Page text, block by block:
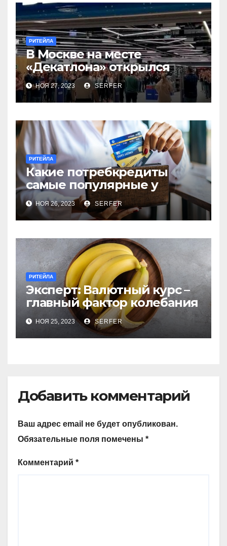
РИТЕЙЛА
В Москве на месте
«Декатлона» открылся
первый Desport
НОЯ 27, 2023 SERFER
РИТЕЙЛА
Какие потребкредиты
самые популярные у
россиян?
НОЯ 26, 2023 SERFER
РИТЕЙЛА
Эксперт: Валютный курс –
главный фактор колебания
цен на бананы в РФ
НОЯ 25, 2023 SERFER
Добавить комментарий
Ваш адрес email не будет опубликован.
Обязательные поля помечены *
Комментарий *